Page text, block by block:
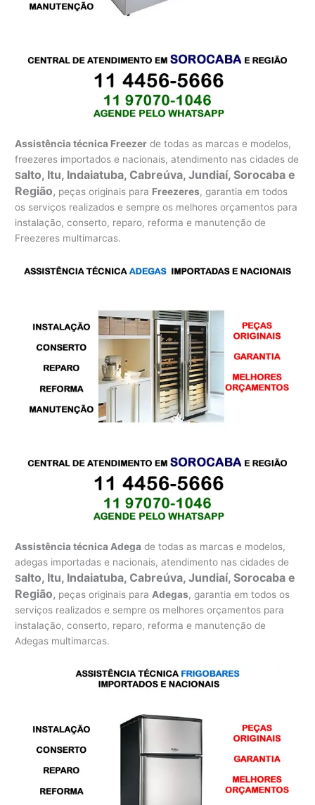
Assistência técnica Freezer de todas as marcas e modelos,
freezeres importados e nacionais, atendimento nas cidades de
Salto, Itu, Indaiatuba, Cabreúva, Jundiaí, Sorocaba e
Região, peças originais para Freezeres, garantia em todos
os serviços realizados e sempre os melhores orçamentos para
instalação, conserto, reparo, reforma e manutenção de
Freezeres multimarcas.
Assistência técnica Adega de todas as marcas e modelos,
adegas importadas e nacionais, atendimento nas cidades de
Salto, Itu, Indaiatuba, Cabreúva, Jundiaí, Sorocaba e
Região, peças originais para Adegas, garantia em todos os
serviços realizados e sempre os melhores orçamentos para
instalação, conserto, reparo, reforma e manutenção de
Adegas multimarcas.